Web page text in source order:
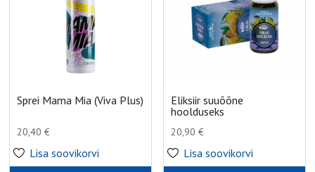
Sprei Mama Mia (Viva Plus)
20,40€
Lisa soovikorvi
Eliksiir suuõõne
hoolduseks
20,90€
Lisa soovikorvi